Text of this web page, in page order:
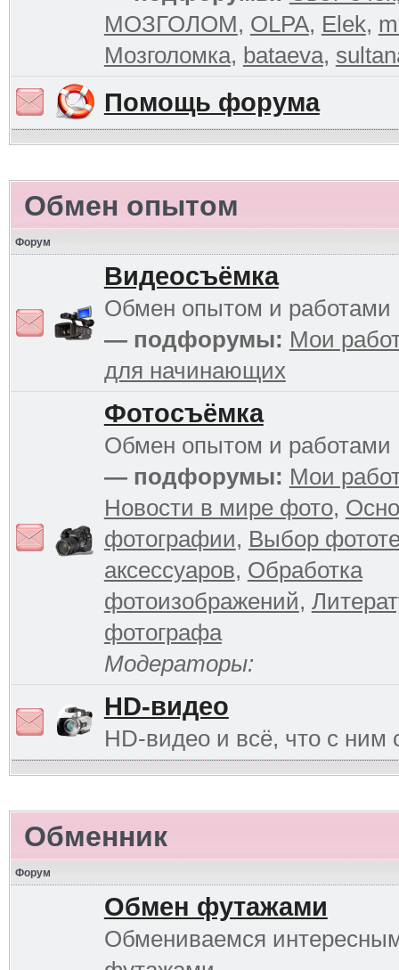
МОЗГОЛОМ, OLPA, Elek,
Мозголомка, bataeva,
Помощь форума
Обмен опытом
Форум
Видеосъёмка
Обмен опытом и работами
— подфорумы: Мои
для начинающих
Фотосъёмка
Обмен опытом и работами
— подфорумы: Мои
Новости в мире фото,
фотографии, Выбор
аксессуаров, Обработка
фотоизображений,
фотографа
Модераторы:
HD-видео
HD-видео и всё, что с ним
Обменник
Форум
Обмен футажами
Обмениваемся